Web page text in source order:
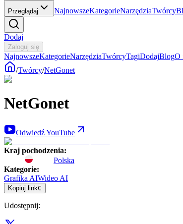
Przeglądaj NajnowszeKategorieNarzędziaTwórcy
Dodaj
Zaloguj się
NajnowszeKategorieNarzędziaTwórcyTagiDodajBlogO
/Twórcy/NetGonet
NetGonet
Odwiedź YouTube
Kraj pochodzenia:
Polska
Kategorie:
Grafika AIWideo AI
Kopiuj linkC
Udostępnij: